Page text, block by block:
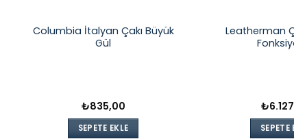
Columbia İtalyan Çakı Büyük
Gül
₺835,00
SEPETE EKLE
Leatherman
₺
SEPETE